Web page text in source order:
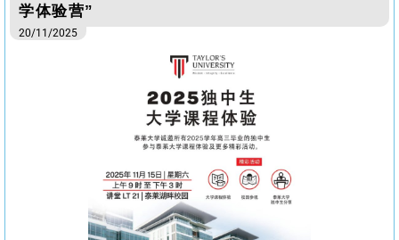
学体验营”
20/11/2025